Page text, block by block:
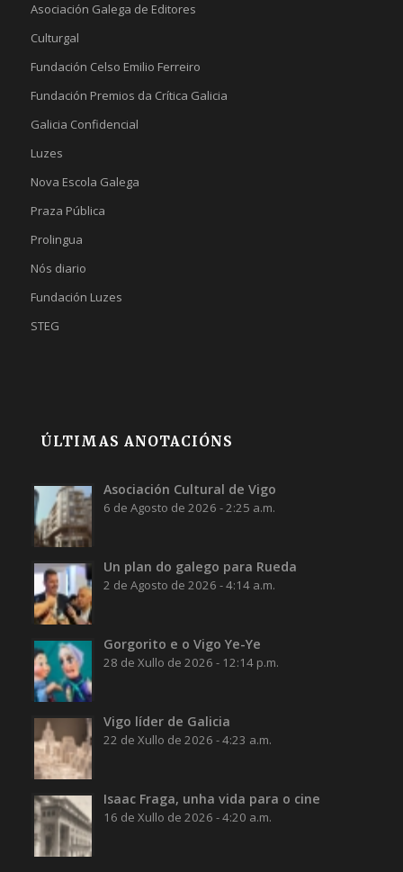
Asociación Galega de Editores
Culturgal
Fundación Celso Emilio Ferreiro
Fundación Premios da Crítica Galicia
Galicia Confidencial
Luzes
Nova Escola Galega
Praza Pública
Prolingua
Nós diario
Fundación Luzes
STEG
ÚLTIMAS ANOTACIÓNS
Asociación Cultural de Vigo
6 de Agosto de 2026 - 2:25 a.m.
Un plan do galego para Rueda
2 de Agosto de 2026 - 4:14 a.m.
Gorgorito e o Vigo Ye-Ye
28 de Xullo de 2026 - 12:14 p.m.
Vigo líder de Galicia
22 de Xullo de 2026 - 4:23 a.m.
Isaac Fraga, unha vida para o cine
16 de Xullo de 2026 - 4:20 a.m.